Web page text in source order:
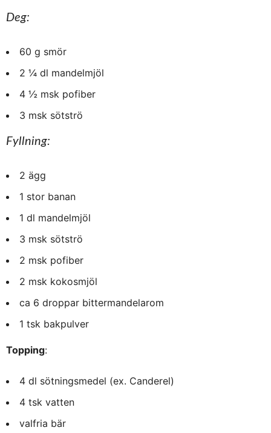
Deg:
60 g smör
2 ¼ dl mandelmjöl
4 ½ msk pofiber
3 msk sötströ
Fyllning:
2 ägg
1 stor banan
1 dl mandelmjöl
3 msk sötströ
2 msk pofiber
2 msk kokosmjöl
ca 6 droppar bittermandelarom
1 tsk bakpulver
Topping:
4 dl sötningsmedel (ex. Canderel)
4 tsk vatten
valfria bär